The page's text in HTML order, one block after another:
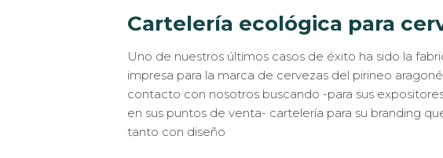
Cartelería ecológica para
Uno de nuestros últimos casos de éxito ha sido la
impresa para la marca de cervezas del pirineo
contacto con nosotros buscando -para sus
en sus puntos de venta- cartelería para su branding
tanto con diseño